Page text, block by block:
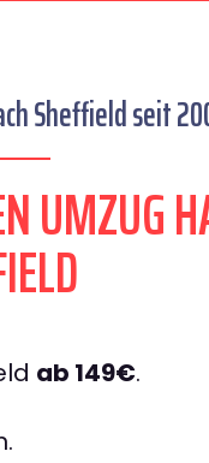
Sheffield seit
UMZUG
ab 149€.